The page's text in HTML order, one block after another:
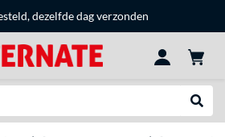
dezelfde dag verzonden